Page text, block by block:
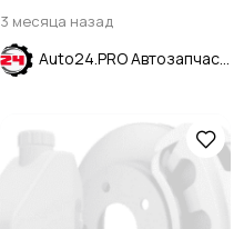
3 месяца назад
Auto24.PRO Автозапчасти